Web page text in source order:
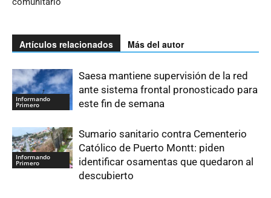
Artículos relacionados Más del autor
Informando
Primero
Saesa mantiene supervisión de la red
ante sistema frontal pronosticado para
este fin de semana
Informando
Primero
Sumario sanitario contra Cementerio
Católico de Puerto Montt: piden
identificar osamentas que quedaron al
descubierto